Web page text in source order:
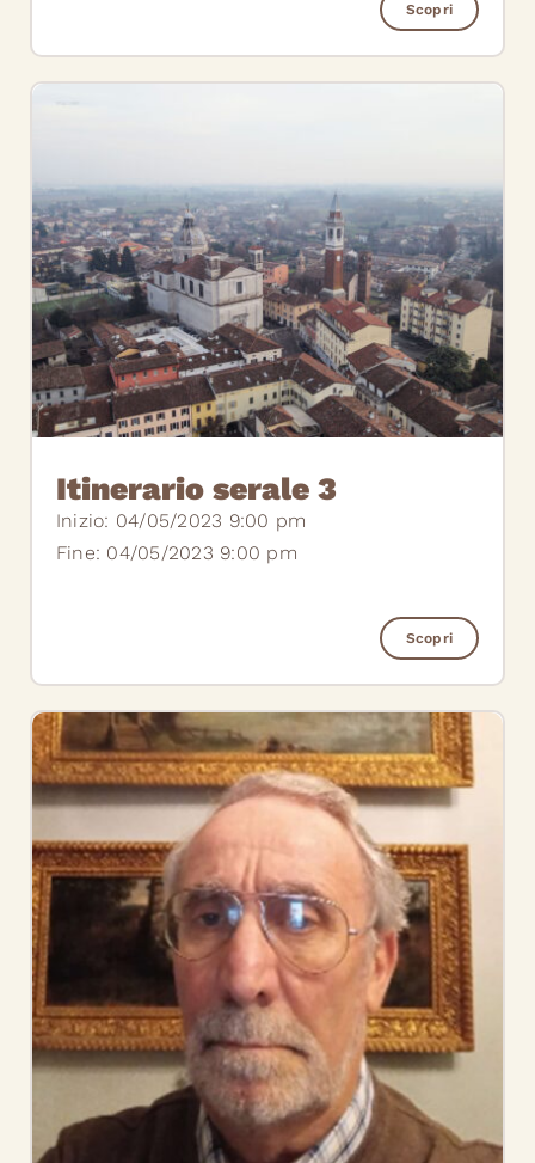
Scopri
Itinerario serale 3
Inizio: 04/05/2023 9:00 pm
Fine: 04/05/2023 9:00 pm
Scopri